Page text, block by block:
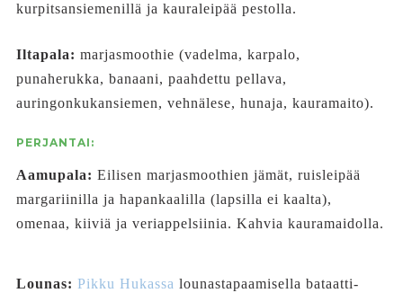
kurpitsansiemenillä ja kauraleipää pestolla.
Iltapala: marjasmoothie (vadelma, karpalo,
punaherukka, banaani, paahdettu pellava,
auringonkukansiemen, vehnälese, hunaja, kauramaito).
PERJANTAI:
Aamupala: Eilisen marjasmoothien jämät, ruisleipää
margariinilla ja hapankaalilla (lapsilla ei kaalta),
omenaa, kiiviä ja veriappelsiinia. Kahvia kauramaidolla.
Lounas: Pikku Hukassa lounastapaamisella bataatti-